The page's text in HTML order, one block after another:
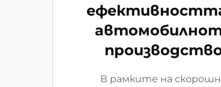
В рамките на